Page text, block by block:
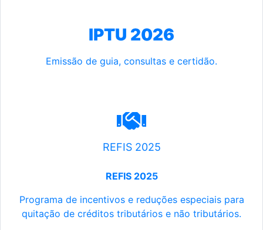
IPTU 2026
Emissão de guia, consultas e certidão.
REFIS 2025
REFIS 2025
Programa de incentivos e reduções especiais para
quitação de créditos tributários e não tributários.